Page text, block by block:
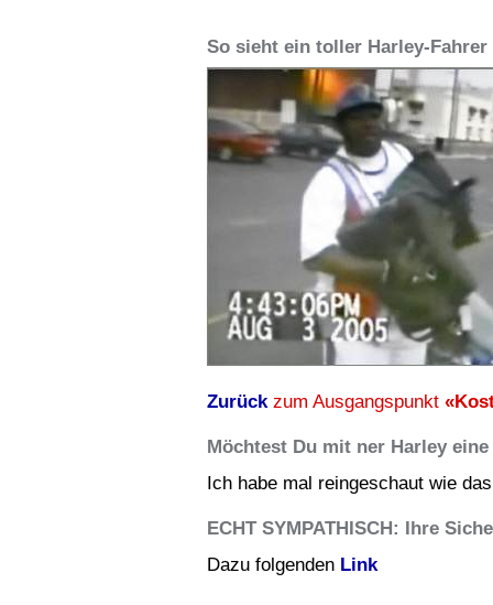
So sieht ein toller Harley-Fahrer
Zurück zum Ausgangspunkt
Möchtest Du mit ner Harley
Ich habe mal reingeschaut wie
ECHT SYMPATHISCH: Ihre
Dazu folgenden Link